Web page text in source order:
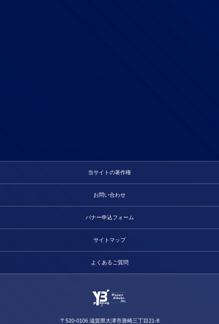
当サイトの著作権
お問い合わせ
バナー申込フォーム
サイトマップ
よくあるご質問
〒520-0106 滋賀県大津市唐崎三丁目21-8